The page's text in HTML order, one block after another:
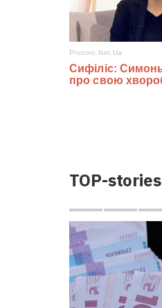
TOP-stories